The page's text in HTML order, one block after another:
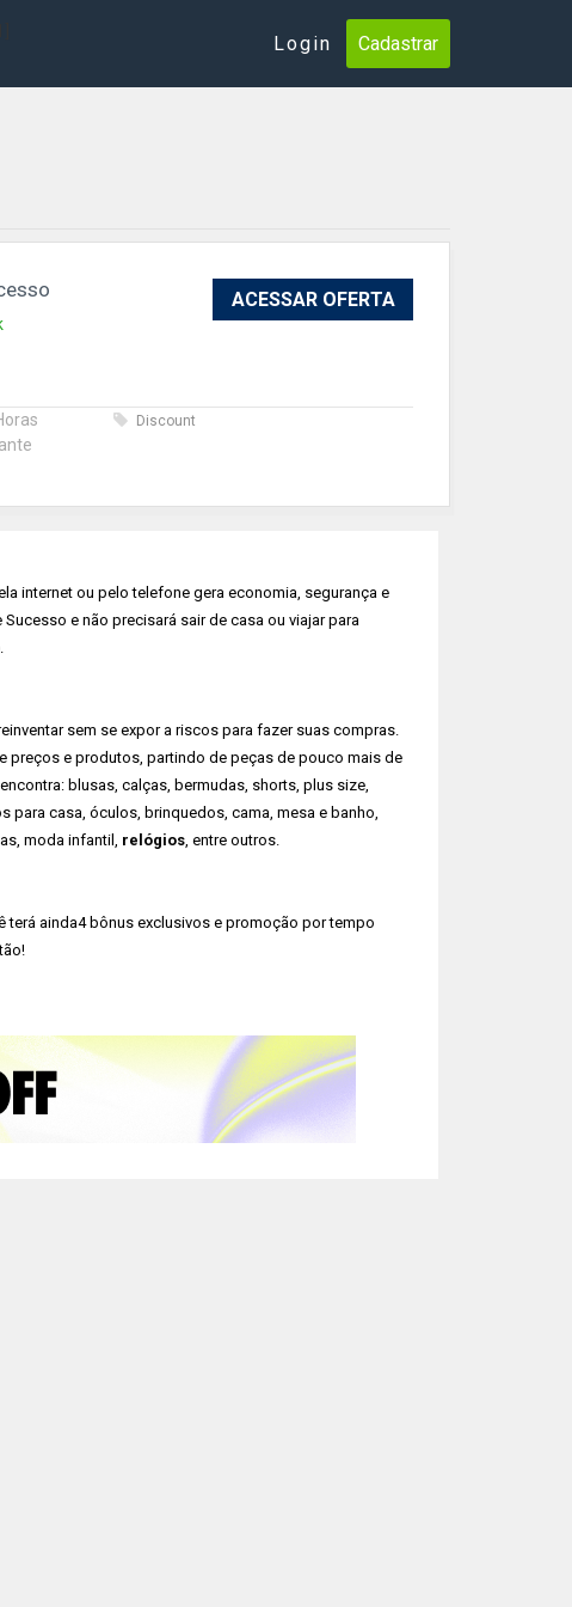
Login Cadastrar
ACESSAR OFERTA
Discount
internet ou pelo telefone gera economia, segurança e
e não precisará sair de casa ou viajar para
.
sem se expor a riscos para fazer suas compras.
preços e produtos, partindo de peças de pouco mais de
blusas, calças, bermudas, shorts, plus size,
casa, óculos, brinquedos, cama, mesa e banho,
moda infantil, relógios, entre outros.
terá ainda4 bônus exclusivos e promoção por tempo